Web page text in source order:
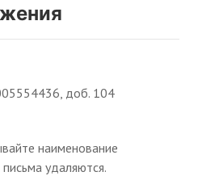
доб. 104
наименование
удаляются.